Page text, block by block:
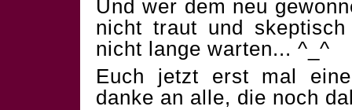
Und wer dem neu
nicht traut und
nicht lange warten... ^_^
Euch jetzt erst mal
danke an alle, die noch